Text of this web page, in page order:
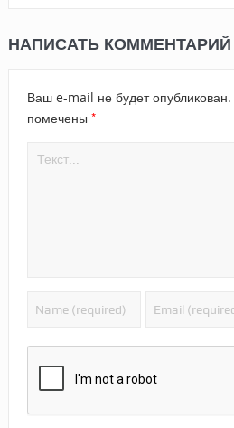
НАПИСАТЬ КОММЕНТАРИЙ
Ваш e-mail не будет опубликован.
помечены *